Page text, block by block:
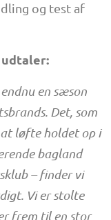
og test af
udtaler:
en sæson
Det, som
løfte holdet op i
bagland
– finder vi
Vi er stolte
frem til en stor